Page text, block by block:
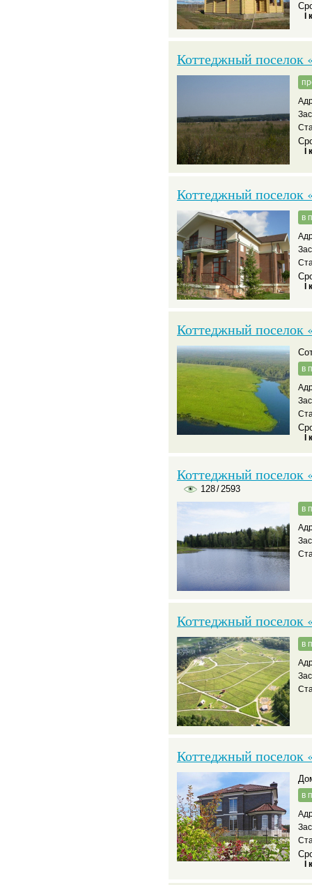
I
Коттеджный поселок
I
Коттеджный поселок
в
I
Коттеджный поселок
в
I
Коттеджный поселок
128/2593
в
Коттеджный поселок
в
Коттеджный поселок
в
I